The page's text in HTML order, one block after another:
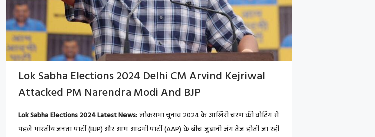
Lok Sabha Elections 2024 Delhi CM Arvind Kejriwal
Attacked PM Narendra Modi And BJP
Lok Sabha Elections 2024 Latest News:लोकसभा चुनाव 2024 के आखिरी चरण की वोटिंग से
पहले भारतीय जनता पार्टी (BJP) और आम आदमी पार्टी (AAP) के बीच जुबानी जंग तेज होती जा रही